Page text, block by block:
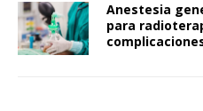
Anestesia
para